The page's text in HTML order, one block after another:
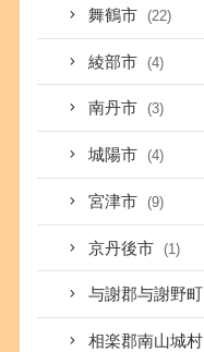
舞鶴市 (22)
綾部市 (4)
南丹市 (3)
城陽市 (4)
宮津市 (9)
京丹後市 (1)
与謝郡与謝野町
相楽郡南山城村